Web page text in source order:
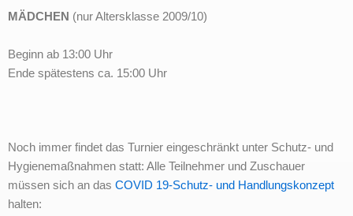
MÄDCHEN (nur Altersklasse 2009/10)
Beginn ab 13:00 Uhr
Ende spätestens ca. 15:00 Uhr
Noch immer findet das Turnier eingeschränkt unter Schutz- und
Hygienemaßnahmen statt: Alle Teilnehmer und Zuschauer
müssen sich an das COVID 19-Schutz- und Handlungskonzept
halten: